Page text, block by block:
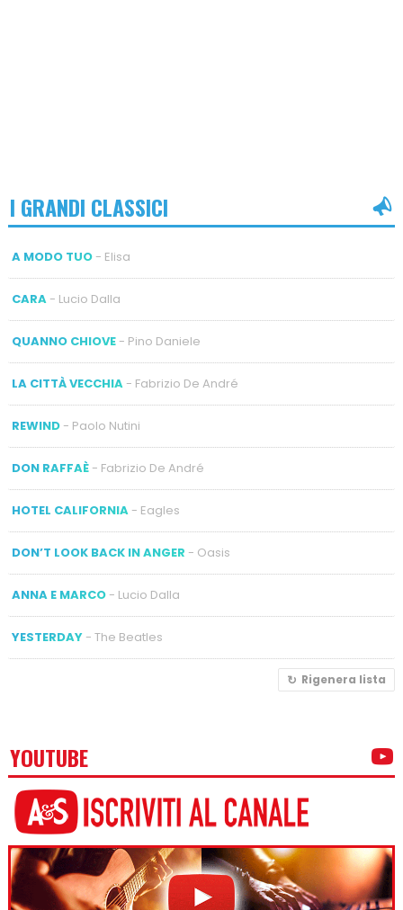
I GRANDI CLASSICI
A MODO TUO- Elisa
CARA- Lucio Dalla
QUANNO CHIOVE- Pino Daniele
LA CITTÀ VECCHIA- Fabrizio De André
REWIND- Paolo Nutini
DON RAFFAÈ- Fabrizio De André
HOTEL CALIFORNIA- Eagles
DON’T LOOK BACK IN ANGER - Oasis
ANNA E MARCO- Lucio Dalla
YESTERDAY- The Beatles
Rigenera lista
YOUTUBE